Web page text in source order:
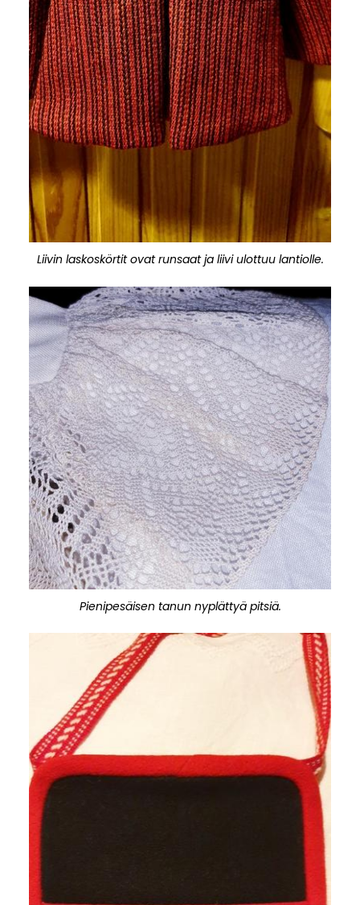
Liivin laskoskörtit ovat runsaat ja liivi ulottuu lantiolle.
Pienipesäisen tanun nyplättyä pitsiä.